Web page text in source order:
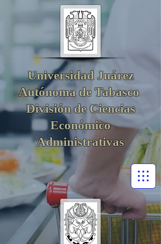
Universidad Juárez
Autónoma de Tabasco
División de Ciencias
Económico
Administrativas